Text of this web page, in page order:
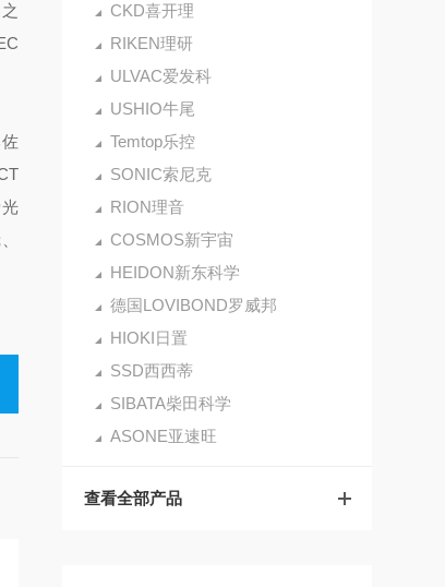
CKD喜开理
RIKEN理研
ULVAC爱发科
USHIO牛尾
Temtop乐控
SONIC索尼克
RION理音
COSMOS新宇宙
HEIDON新东科学
德国LOVIBOND罗威邦
HIOKI日置
SSD西西蒂
SIBATA柴田科学
ASONE亚速旺
查看全部产品